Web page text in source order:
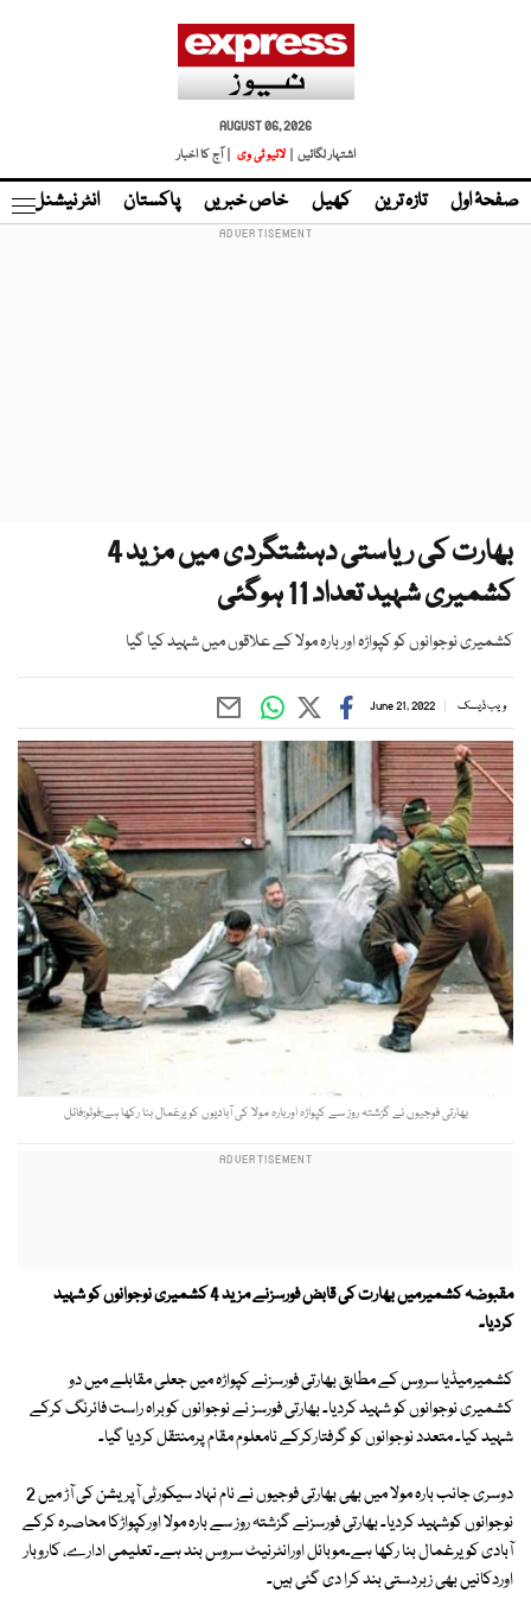
AUGUST 06, 2026
اشتہار لگائیں |
لائیو ٹی وی | آج کا اخبار
صفحۂ اول تازہ ترین کھیل خاص خبریں پاکستان انٹر نیشنل
بھارت کی ریاستی دہشتگردی میں مزید 4
کشمیری شہید تعداد 11 ہوگئی
کشمیری نوجوانوں کو کپواڑہ اور بارہ مولا کے علاقوں میں شہید کیا گیا
ویب ڈیسک June 21, 2022
بھارتی فوجیوں نے گزشتہ روز سے کپواڑہ اوربارہ مولا کی آبادیوں کو یرغمال بنا رکھا ہے:فوٹو:فائل
مقبوضہ کشمیرمیں بھارت کی قابض فورسزنے مزید 4 کشمیری نوجوانوں کو شہید
کردیا۔
کشمیرمیڈیا سروس کے مطابق بھارتی فورسزنے کپواڑہ میں جعلی مقابلے میں دو
کشمیری نوجوانوں کو شہید کردیا۔ بھارتی فورسز نے نوجوانوں کوبراہ راست فائرنگ کرکے
شہید کیا۔ متعدد نوجوانوں کو گرفتارکرکے نامعلوم مقام پرمنتقل کردیا گیا۔
دوسری جانب بارہ مولا میں بھی بھارتی فوجیوں نے نام نہاد سیکورٹی آپریشن کی آڑ میں 2
نوجوانوں کوشہید کردیا۔ بھارتی فورسزنے گزشتہ روز سے بارہ مولا اورکپواڑکا محاصرہ کرکے
آبادی کو یرغمال بنا رکھا ہے۔موبائل اورانٹرنیٹ سروس بند ہے۔ تعلیمی ادارے، کاروبار
اوردکانیں بھی زبردستی بند کرا دی گئی ہیں۔